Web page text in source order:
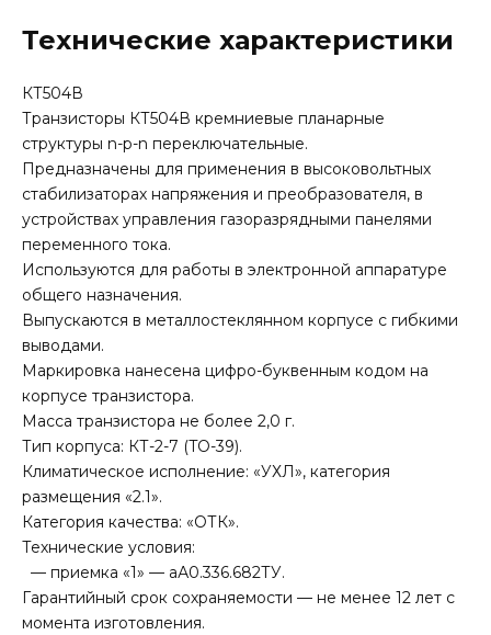
Технические характеристики
КТ504В
Транзисторы КТ504В кремниевые планарные
структуры n-p-n переключательные.
Предназначены для применения в высоковольтных
стабилизаторах напряжения и преобразователя, в
устройствах управления газоразрядными панелями
переменного тока.
Используются для работы в электронной аппаратуре
общего назначения.
Выпускаются в металлостеклянном корпусе с гибкими
выводами.
Маркировка нанесена цифро-буквенным кодом на
корпусе транзистора.
Масса транзистора не более 2,0 г.
Тип корпуса: КТ-2-7 (TO-39).
Климатическое исполнение: «УХЛ», категория
размещения «2.1».
Категория качества: «ОТК».
Технические условия:
— приемка «1» — аА0.336.682ТУ.
Гарантийный срок сохраняемости — не менее 12 лет с
момента изготовления.